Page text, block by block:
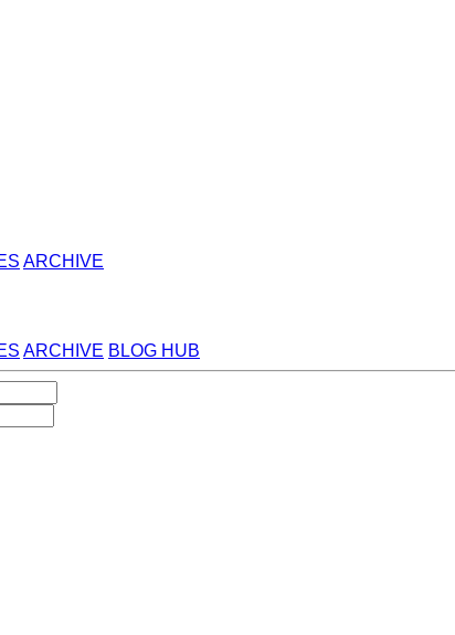
ARCHIVE
ARCHIVE BLOG HUB